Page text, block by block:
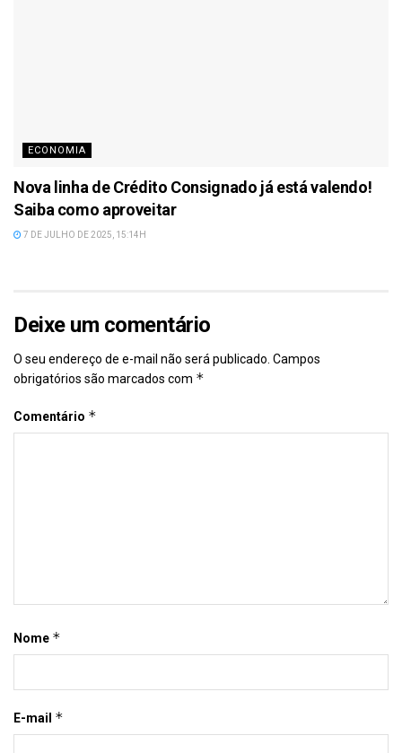
ECONOMIA
Nova linha de Crédito Consignado já está valendo!
Saiba como aproveitar
7 DE JULHO DE 2025, 15:14H
Deixe um comentário
O seu endereço de e-mail não será publicado. Campos
obrigatórios são marcados com *
Comentário *
Nome *
E-mail *